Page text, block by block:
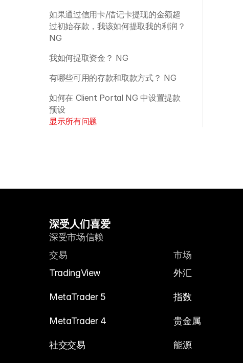
如果通过信用卡/借记卡提现的金额超
过初始存款，我该如何提取我的利润？
NG
我如何提取资金？ NG
有哪些可用的存款和取款方式？ NG
如何在 Client Portal NG 中设置提款
预设
显示所有问题
深受人们喜爱
深受市场信赖
交易
TradingView
MetaTrader 5
MetaTrader 4
社交交易
市场
外汇
指数
贵金属
能源